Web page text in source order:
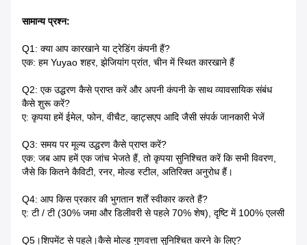
सामान्य प्रश्न:
Q1: क्या आप कारखाने या ट्रेडिंग कंपनी हैं?
एक: हम Yuyao शहर, झेजियांग प्रांत, चीन में स्थित कारखाने हैं
Q2: एक उद्धरण कैसे प्राप्त करें और अपनी कंपनी के साथ व्यावसायिक संबंध
कैसे शुरू करें?
ए: कृपया हमें ईमेल, फोन, वीचैट, व्हाट्सएप आदि जैसी संपर्क जानकारी भेजें
Q3: समय पर मूल्य उद्धरण कैसे प्राप्त करें?
एक: जब आप हमें एक जांच भेजते हैं, तो कृपया सुनिश्चित करें कि सभी विवरण,
जैसे कि कितने कैविटी, रनर, मोल्ड स्टील, अतिरिक्त अनुरोध हैं।
Q4: आप किस प्रकार की भुगतान शर्तें स्वीकार करते हैं?
ए: टी / टी (30% जमा और डिलीवरी से पहले 70% शेष), दृष्टि में 100% एलसी
Q5।शिपमेंट से पहले।कैसे मोल्ड गुणवत्ता सुनिश्चित करने के लिए?